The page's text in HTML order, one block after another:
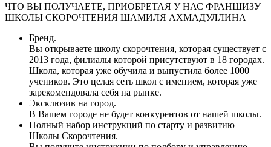
ЧТО ВЫ ПОЛУЧАЕТЕ, ПРИОБРЕТАЯ У НАС ФРАНШИЗУ
ШКОЛЫ СКОРОЧТЕНИЯ ШАМИЛЯ АХМАДУЛЛИНА
Бренд.
Вы открываете школу скорочтения, которая существует с
2013 года, филиалы которой присутствуют в 18 городах.
Школа, которая уже обучила и выпустила более 1000
учеников. Это целая сеть школ с имением, которая уже
зарекомендовала себя на рынке.
Эксклюзив на город.
В Вашем городе не будет конкурентов от нашей школы.
Полный набор инструкций по старту и развитию
Школы Скорочтения.